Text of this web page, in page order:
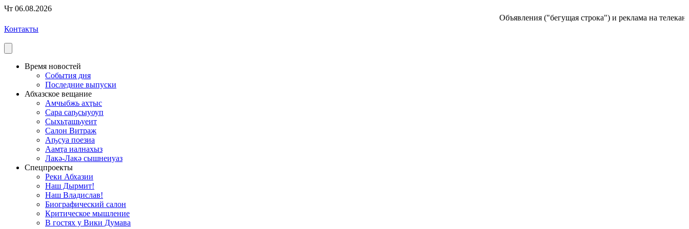
Чт 06.08.2026
Объявления ("бегущая строка") и реклама на
Контакты
Время новостей
События дня
Последние выпуски
Абхазское вещание
Амчыбжь ахҭыс
Сара саҧсыуоуп
Сыхьҭашьуеит
Салон Витраж
Аҧсуа поезиа
Аамҭа иалнахыз
Лакә-Лакә сышнеиуаз
Спецпроекты
Реки Абхазии
Наш Дырмит!
Наш Владислав!
Биографический салон
Критическое мышление
В гостях у Вики Думава